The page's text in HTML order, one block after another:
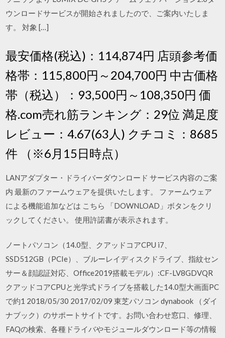
ウンロードサービスが開始されましたので、ご案内いたしま
す。 対象 […]
最安価格(税込)：114,874円 店頭参考価
格帯：115,800円～204,700円 中古価格
帯（税込）：93,500円～108,350円 価
格.com売れ筋ランキング：29位 満足度
レビュー：4.67(63人) クチコミ：8685
件 （※6月15日時点）
LANアダプター・ドライバーダウンロード サービス内容のご案
内 最新のファームウェアを提供いたします。 ファームウェア
による機能追加などは こちら 「DOWNLOAD」ボタンをクリ
ックしてください。 使用許諾書が表示されます。
ノートパソコン（14.0型、クアッドコアCPU i7、
SSD512GB（PCIe）、ブルーレイディスクドライブ、指紋セン
サー＆顔認証対応、Office2019搭載モデル）:CF-LV8GDVQR
クアッドコアCPUと光学式ドライブを搭載した14.0型大画面PC
で約1 2018/05/30 2017/02/09 東芝パソコン dynabook （ダイ
ナブック）のサポートサイトです。お問い合わせ窓口、修理、
FAQの検索、各種ドライバやモジュールダウンロード等の情報